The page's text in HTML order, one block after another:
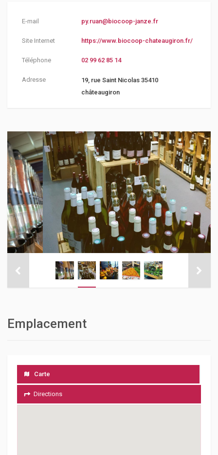
E-mail py.ruan@biocoop-janze.fr
Site Internet https://www.biocoop-chateaugiron.fr/
Téléphone 02 99 62 85 14
Adresse
19, rue Saint Nicolas 35410
châteaugiron
Emplacement
Carte
Directions